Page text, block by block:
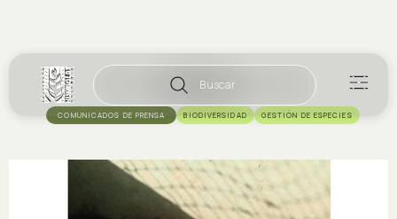
Buscar
COMUNICADOS DE PRENSA BIODIVERSIDAD GESTIÓN DE ESPECIES